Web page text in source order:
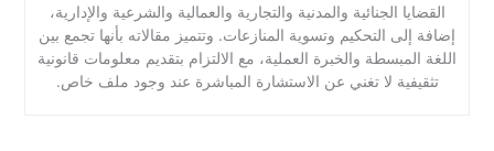
القضايا الجنائية والمدنية والتجارية والعمالية والشرعية والإدارية،
إضافة إلى التحكيم وتسوية المنازعات. وتتميز مقالاته بأنها تجمع بين
اللغة المبسطة والخبرة العملية، مع الالتزام بتقديم معلومات قانونية
تثقيفية لا تغني عن الاستشارة المباشرة عند وجود ملف خاص.